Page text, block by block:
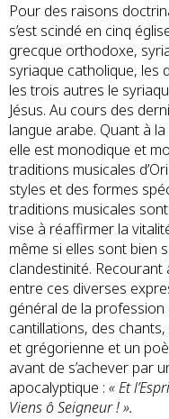
Pour des raisons
s’est scindé en cinq
grecque orthodoxe,
syriaque catholique, les
les trois autres le
Jésus. Au cours des
langue arabe. Quant à
elle est monodique et
traditions musicales
styles et des formes
traditions musicales
vise à réaffirmer la
même si elles sont bien
clandestinité. Recourant
entre ces diverses
général de la
cantillations, des
et grégorienne et un
avant de s’achever par
apocalyptique : « Et
Viens ô Seigneur ! ».